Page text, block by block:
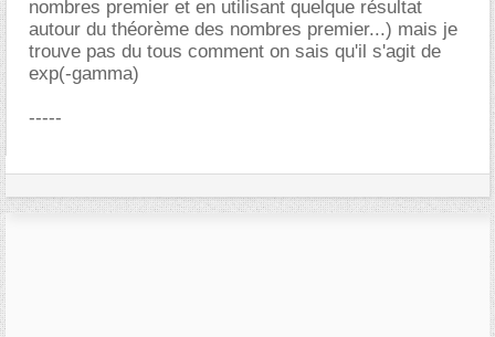
nombres premier et en utilisant quelque résultat
autour du théorème des nombres premier...) mais je
trouve pas du tous comment on sais qu'il s'agit de
exp(-gamma)
-----